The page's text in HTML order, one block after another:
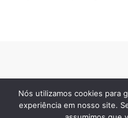
· 2026 ©
Nós utilizamos cookies para
experiência em nosso site.